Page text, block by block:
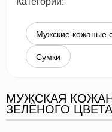
Мужские кожаные
Сумки
МУЖСКАЯ
ЗЕЛЁНОГО ЦВЕТА